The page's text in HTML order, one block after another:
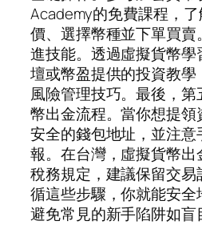
Academy的免費課程，
價、選擇幣種並下單買
進技能。透過虛擬貨幣
壇或幣盈提供的投資教
風險管理技巧。最後，
幣出金流程。當你想提
安全的錢包地址，並注意
報。在台灣，虛擬貨幣
稅務規定，建議保留交
循這些步驟，你就能安全
避免常見的新手陷阱如盲